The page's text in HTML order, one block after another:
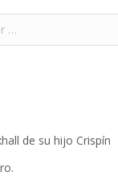
de su hijo Crispín